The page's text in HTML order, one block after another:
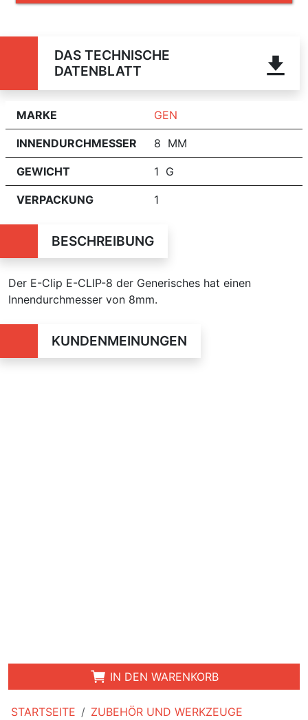
STARTSEITE
ZUBEHÖR UND WERKZEUGE
DAS TECHNISCHE
DATENBLATT
MARKE GEN
INNENDURCHMESSER 8 MM
GEWICHT 1 G
VERPACKUNG 1
BESCHREIBUNG
Der E-Clip E-CLIP-8 der Generisches hat einen
Innendurchmesser von 8mm.
KUNDENMEINUNGEN
IN DEN WARENKORB